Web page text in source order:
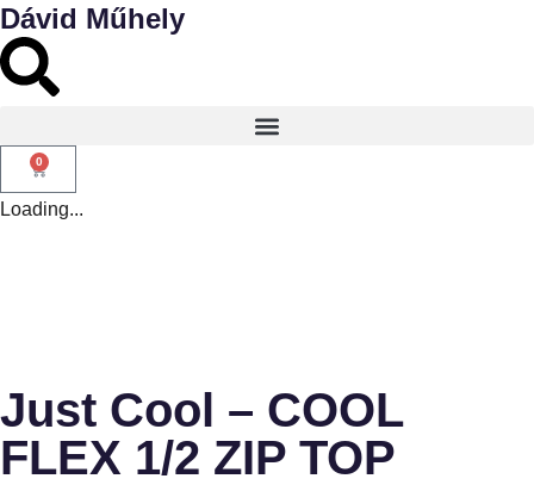
Dávid Műhely
0
Loading...
Just Cool – COOL
FLEX 1/2 ZIP TOP